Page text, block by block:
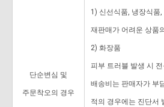
단순변심 및
주문착오의 경우
1) 신선식품, 냉장식품
재판매가 어려운 상품
2) 화장품
피부 트러블 발생 시
배송비는 판매자가 부
적의 경우에는 진단서